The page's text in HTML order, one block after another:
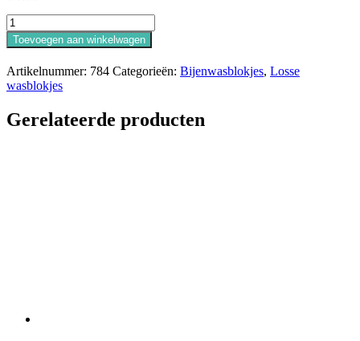
Encaustic
wasblokje
44
geel
mixer
aantal
Toevoegen aan winkelwagen
Artikelnummer: 784 Categorieën: Bijenwasblokjes, Losse
wasblokjes
Gerelateerde producten